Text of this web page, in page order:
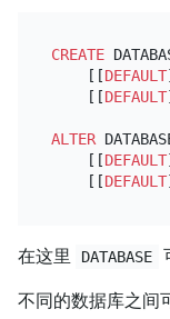
CREATE
    [[
DEFAULT
    [[
DEFAULT
ALTER
    [[
DEFAULT
    [[
DEFAULT
在这里 DATABASE
不同的数据库之间